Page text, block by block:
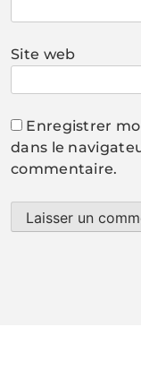
Site web
Enregistrer
dans le
commentaire.